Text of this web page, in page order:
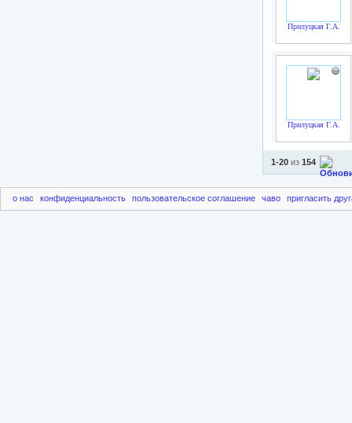
Прилуцкая Г.А.
Прилуцкая Г.А.
1-20 из 154
о нас конфиденциальность пользовательское соглашение чаво пригласить